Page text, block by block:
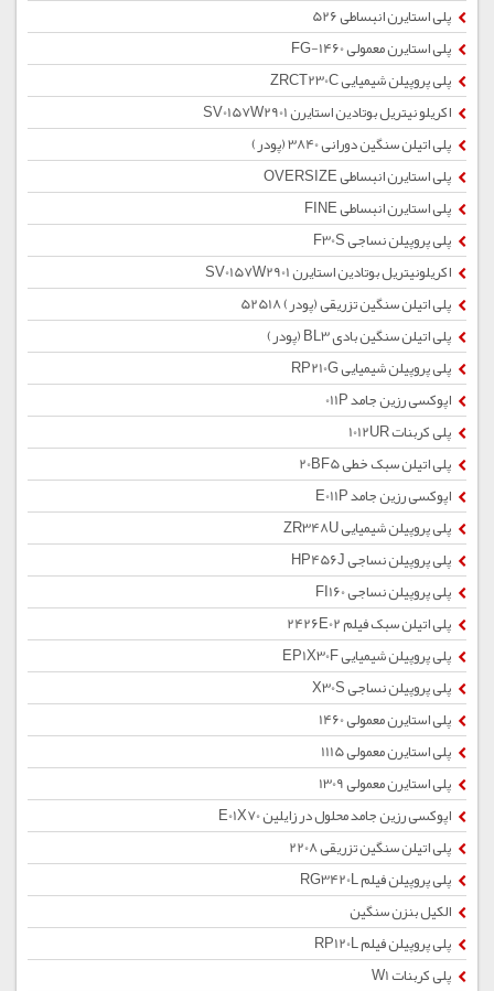
پلی استایرن انبساطی 526
پلی استایرن معمولی 1460-FG
پلی پروپیلن شیمیایی ZRCT230C
اکریلو نیتریل بوتادین استایرن SV0157W2901
پلی اتیلن سنگین دورانی 3840 (پودر)
پلی استایرن انبساطی OVERSIZE
پلی استایرن انبساطی FINE
پلی پروپیلن نساجی F30S
اکریلونیتریل بوتادین استایرن SV0157W2901
پلی اتیلن سنگین تزریقی (پودر) 52518
پلی اتیلن سنگین بادی BL3 (پودر)
پلی پروپیلن شیمیایی RP210G
اپوکسی رزین جامد 011P
پلی کربنات 1012UR
پلی اتیلن سبک خطی 20BF5
اپوکسی رزین جامد E011P
پلی پروپیلن شیمیایی ZR348U
پلی پروپیلن نساجی HP456J
پلی پروپیلن نساجی FI160
پلی اتیلن سبک فیلم 2426E02
پلی پروپیلن شیمیایی EP1X30F
پلی پروپیلن نساجی X30S
پلی استایرن معمولی 1460
پلی استایرن معمولی 1115
پلی استایرن معمولی 1309
اپوکسی رزین جامد محلول در زایلین E01X70
پلی اتیلن سنگین تزریقی 2208
پلی پروپیلن فیلم RG3420L
الکیل بنزن سنگین
پلی پروپیلن فیلم RP120L
پلی کربنات W1